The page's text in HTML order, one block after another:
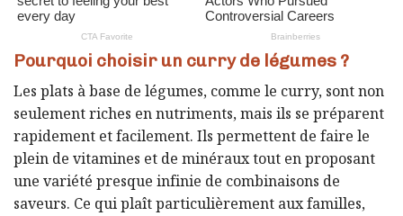
Pourquoi choisir un curry de légumes ?
Les plats à base de légumes, comme le curry, sont non
seulement riches en nutriments, mais ils se préparent
rapidement et facilement. Ils permettent de faire le
plein de vitamines et de minéraux tout en proposant
une variété presque infinie de combinaisons de
saveurs. Ce qui plaît particulièrement aux familles,